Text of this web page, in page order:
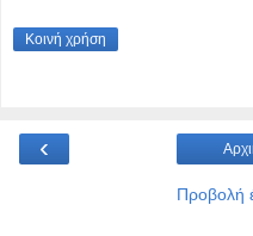
Κοινή χρήση
‹
Προβολή